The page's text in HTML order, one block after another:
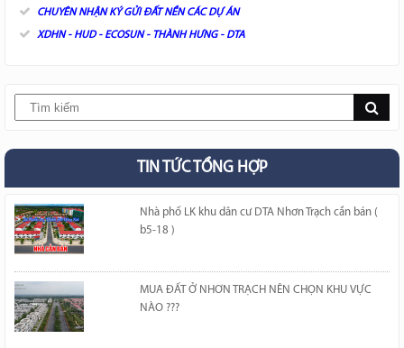
CHUYÊN NHẬN KÝ GỬI ĐẤT NỀN CÁC DỰ ÁN
XDHN - HUD - ECOSUN - THÀNH HƯNG - DTA
TIN TỨC TỔNG HỢP
Nhà phố LK khu dân cư DTA Nhơn Trạch cần bán (
b5-18 )
MUA ĐẤT Ở NHƠN TRẠCH NÊN CHỌN KHU VỰC
NÀO ???